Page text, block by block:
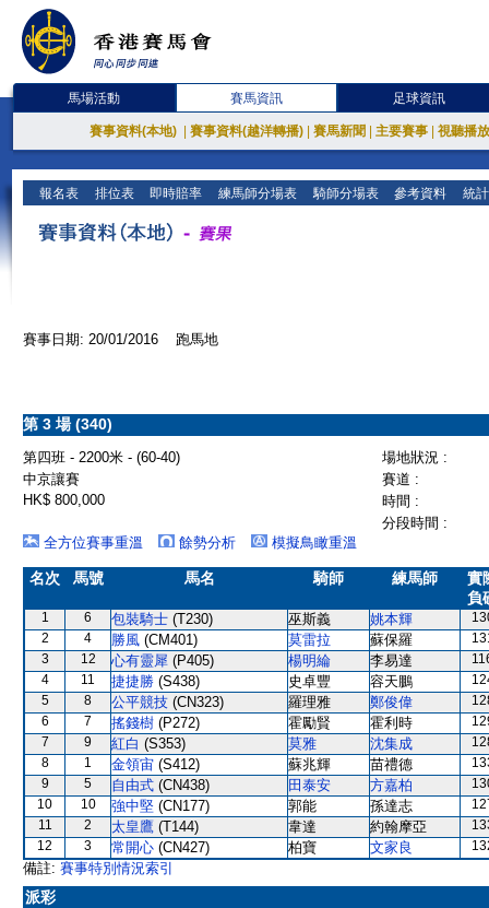
馬場活動 賽馬資訊 足球資訊
賽事資料(本地) 賽事資料(越洋轉播) 賽馬新聞 主要賽事 視聽播
報名表 排位表 即時賠率 練馬師分場表 騎師分場表 參考資料 統
賽事日期: 20/01/2016 跑馬地
第 3 場 (340)
第四班 - 2200米 - (60-40)
場地狀況 :
中京讓賽
賽道 :
HK$ 800,000
時間 :
分段時間 :
全方位賽事重溫
餘勢分析 模擬鳥瞰重溫
名次 馬號 馬名 騎師 練馬師
實
負
1 6 包裝騎士 (T230) 巫斯義 姚本輝
2
4 勝風 (CM401) 莫雷拉 蘇保羅
3
12 心有靈犀 (P405) 楊明綸 李易達
4
11 捷捷勝 (S438) 史卓豐 容天鵬
5
8 公平競技 (CN323) 羅理雅 鄭俊偉
6
7 搖錢樹 (P272) 霍勵賢 霍利時
7
9 紅白 (S353) 莫雅 沈集成
8
1 金領宙 (S412) 蘇兆輝 苗禮德
9
5 自由式 (CN438) 田泰安 方嘉柏
10
10 強中堅 (CN177) 郭能 孫達志
11
2 太皇鷹 (T144) 韋達 約翰摩亞
12
3 常開心 (CN427) 柏寶 文家良
備註: 賽事特別情況索引
派彩